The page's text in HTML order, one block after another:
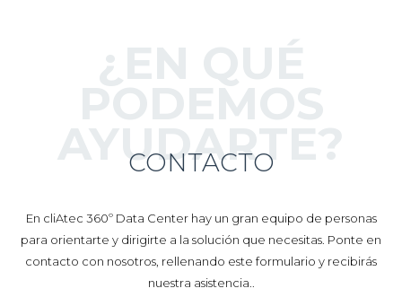
AYUDARTE?
CONTACTO
En cliAtec 360º Data Center hay un gran equipo de personas
para orientarte y dirigirte a la solución que necesitas. Ponte en
contacto con nosotros, rellenando este formulario y recibirás
nuestra asistencia..